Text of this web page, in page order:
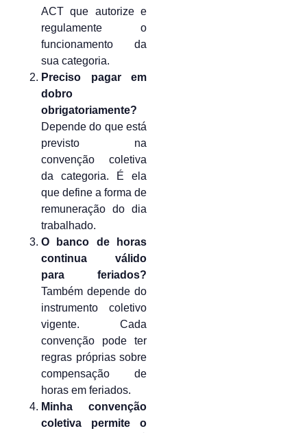
ACT que autorize e
regulamente o
funcionamento da
sua categoria.
Preciso pagar em
dobro
obrigatoriamente?
Depende do que está
previsto na
convenção coletiva
da categoria. É ela
que define a forma de
remuneração do dia
trabalhado.
O banco de horas
continua válido
para feriados?
Também depende do
instrumento coletivo
vigente. Cada
convenção pode ter
regras próprias sobre
compensação de
horas em feriados.
Minha convenção
coletiva permite o